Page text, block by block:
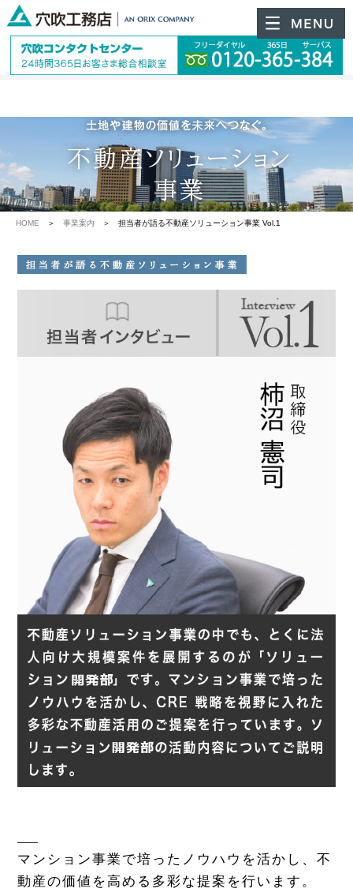
HOME ＞ 事業案内 ＞ 担当者が語る不動産ソリューション事業 Vol.1
マンション事業で培ったノウハウを活かし、不
動産の価値を高める多彩な提案を行います。